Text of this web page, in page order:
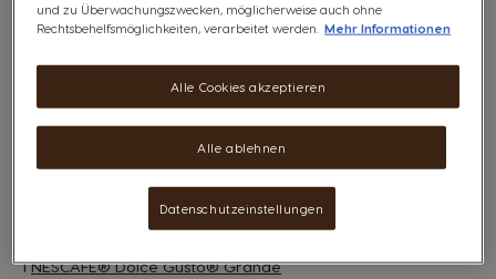
oder Rabatten kombinierbar, einschließlich Gutscheinen,
Aktionscodes und Vorteilspacks.
Dieses Paket enthält:
NESCAFÉ® Dolce Gusto® Nesquik
NESCAFÉ® Dolce Gusto® Latte Macchiato
STARBUCKS® White Mocha
NESCAFÉ® Dolce Gusto® Cappuccino
1NESCAFÉ® Dolce Gusto® Grande
und zu Überwachungszwecken, möglicherweise auch ohne
Rechtsbehelfsmöglichkeiten, verarbeitet werden.
Mehr Informationen
Alle ablehnen
Alle Cookies akzeptieren
Datenschutzeinstellungen